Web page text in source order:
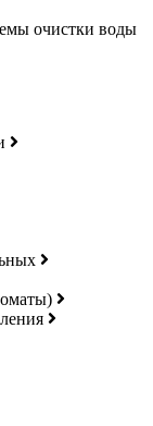
очистки воды